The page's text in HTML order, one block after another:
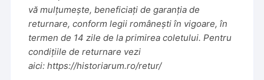
vă mulțumește, beneficiați de garanția de
returnare, conform legii românești în vigoare, în
termen de 14 zile de la primirea coletului. Pentru
condițiile de returnare vezi
aici:https://historiarum.ro/retur/